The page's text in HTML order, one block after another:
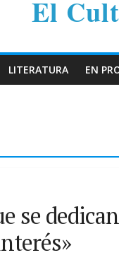
El
LITERATURA EN
se